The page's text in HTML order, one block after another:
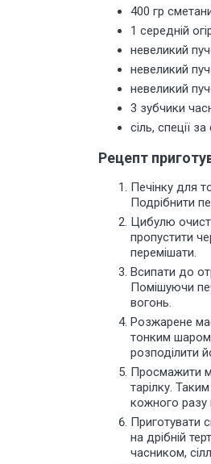
400 гр
1 середній
невеликий
невеликий
невеликий
3 зубчики
сіль, спеції
Рецепт
Печінку для
Подрібнити
Цибулю
пропустити
перемішати.
Всипати до
Помішуючи
вогонь.
Розжарене
тонким шаром
розподілити
Просмажити
тарілку.
кожного
Приготувати
на дрібній
часником,